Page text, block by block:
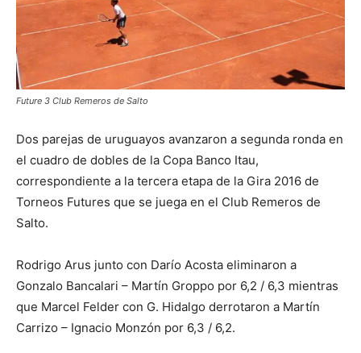
Future 3 Club Remeros de Salto
Dos parejas de uruguayos avanzaron a segunda ronda en
el cuadro de dobles de la Copa Banco Itau,
correspondiente a la tercera etapa de la Gira 2016 de
Torneos Futures que se juega en el Club Remeros de
Salto.
Rodrigo Arus junto con Darío Acosta eliminaron a
Gonzalo Bancalari – Martín Groppo por 6,2 / 6,3 mientras
que Marcel Felder con G. Hidalgo derrotaron a Martín
Carrizo – Ignacio Monzón por 6,3 / 6,2.